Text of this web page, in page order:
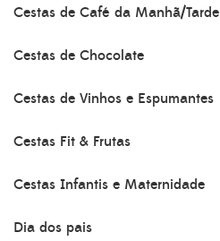
Cestas de Café da Manhã/Tarde
Cestas de Chocolate
Cestas de Vinhos e Espumantes
Cestas Fit & Frutas
Cestas Infantis e Maternidade
Dia dos pais